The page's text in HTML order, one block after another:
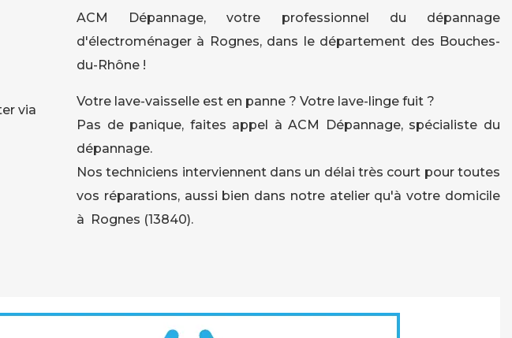
via
ACM Dépannage, votre professionnel du dépannage
d'électroménager à Rognes, dans le département des Bouches-
du-Rhône !
Votre lave-vaisselle est en panne ? Votre lave-linge fuit ?
Pas de panique, faites appel à ACM Dépannage, spécialiste du
dépannage.
Nos techniciens interviennent dans un délai très court pour toutes
vos réparations, aussi bien dans notre atelier qu'à votre domicile
à Rognes (13840).